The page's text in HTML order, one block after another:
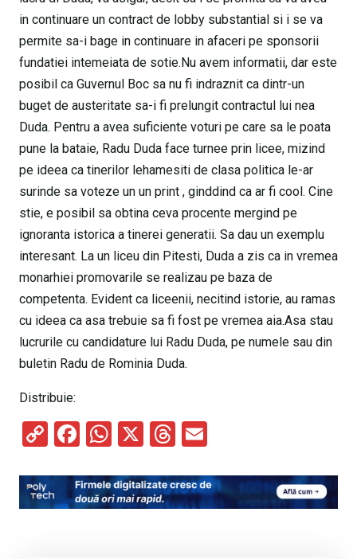
in continuare un contract de lobby substantial si i se va
permite sa-i bage in continuare in afaceri pe sponsorii
fundatiei intemeiata de sotie.Nu avem informatii, dar este
posibil ca Guvernul Boc sa nu fi indraznit ca dintr-un
buget de austeritate sa-i fi prelungit contractul lui nea
Duda. Pentru a avea suficiente voturi pe care sa le poata
pune la bataie, Radu Duda face turnee prin licee, mizind
pe ideea ca tinerilor lehamesiti de clasa politica le-ar
surinde sa voteze un un print , ginddind ca ar fi cool. Cine
stie, e posibil sa obtina ceva procente mergind pe
ignoranta istorica a tinerei generatii. Sa dau un exemplu
interesant. La un liceu din Pitesti, Duda a zis ca in vremea
monarhiei promovarile se realizau pe baza de
competenta. Evident ca liceenii, necitind istorie, au ramas
cu ideea ca asa trebuie sa fi fost pe vremea aia.Asa stau
lucrurile cu candidature lui Radu Duda, pe numele sau din
buletin Radu de Rominia Duda.
Distribuie:
C
py
Li
F
ce
b
W
at
s
X
T
e
a
ail